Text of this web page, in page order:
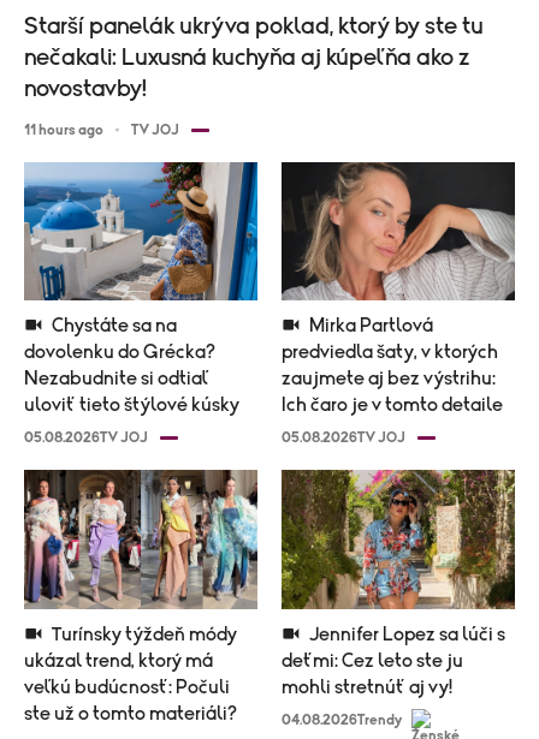
Starší panelák ukrýva poklad, ktorý by ste tu
nečakali: Luxusná kuchyňa aj kúpeľňa ako z
novostavby!
11 hours ago TV JOJ
dovolenku do Grécka?
Nezabudnite si odtiaľ
uloviť tieto štýlové kúsky
05.08.2026TV JOJ
predviedla šaty, v ktorých
zaujmete aj bez výstrihu:
Ich čaro je v tomto detaile
05.08.2026TV JOJ
ukázal trend, ktorý má
veľkú budúcnosť: Počuli
ste už o tomto materiáli?
deťmi: Cez leto ste ju
mohli stretnúť aj vy!
04.08.2026Trendy